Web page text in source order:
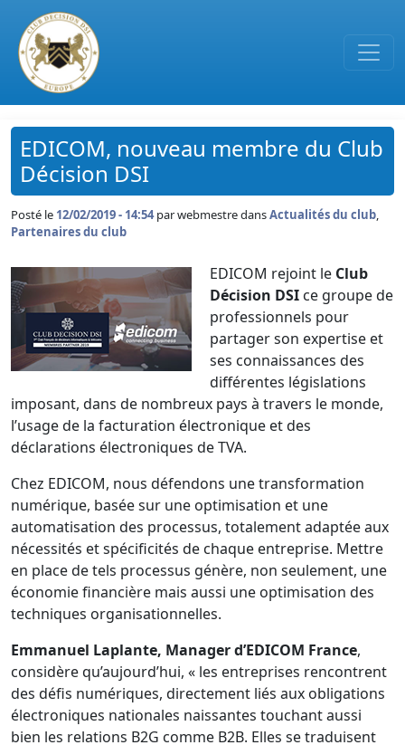
Passer au contenu principal
EDICOM, nouveau membre du Club
Décision DSI
Posté le 12/02/2019 - 14:54 parwebmestre dansActualités du club,
Partenaires du club
EDICOM rejoint le Club
Décision DSI ce groupe de
professionnels pour
partager son expertise et
ses connaissances des
différentes législations
imposant, dans de nombreux pays à travers le monde,
l’usage de la facturation électronique et des
déclarations électroniques de TVA.
Chez EDICOM, nous défendons une transformation
numérique, basée sur une optimisation et une
automatisation des processus, totalement adaptée aux
nécessités et spécificités de chaque entreprise. Mettre
en place de tels processus génère, non seulement, une
économie financière mais aussi une optimisation des
techniques organisationnelles.
Emmanuel Laplante, Manager d’EDICOM France,
considère qu’aujourd’hui, « les entreprises rencontrent
des défis numériques, directement liés aux obligations
électroniques nationales naissantes touchant aussi
bien les relations B2G comme B2B. Elles se traduisent